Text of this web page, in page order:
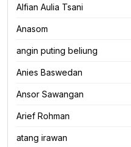
Alfian Aulia Tsani
Anasom
angin puting beliung
Anies Baswedan
Ansor Sawangan
Arief Rohman
atang irawan